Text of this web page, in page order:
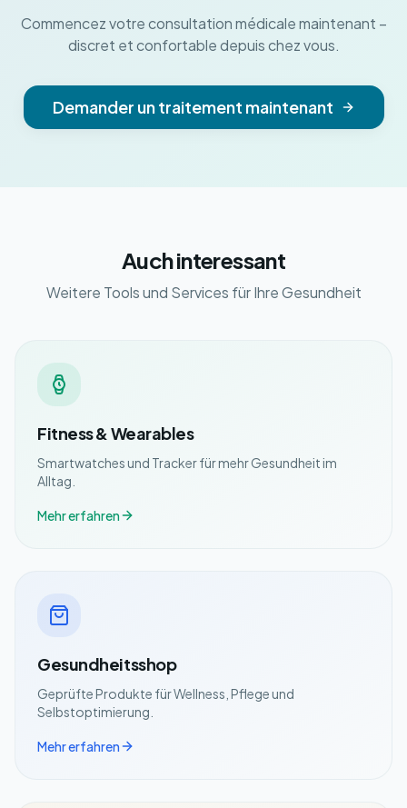
Commencez votre consultation médicale maintenant –
discret et confortable depuis chez vous.
Demander un traitement maintenant
Auch interessant
Weitere Tools und Services für Ihre Gesundheit
Fitness & Wearables
Smartwatches und Tracker für mehr Gesundheit im
Alltag.
Mehr erfahren
Gesundheitsshop
Geprüfte Produkte für Wellness, Pflege und
Selbstoptimierung.
Mehr erfahren